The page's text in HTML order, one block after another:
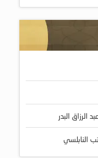
الرزاق البدر
النابلسي